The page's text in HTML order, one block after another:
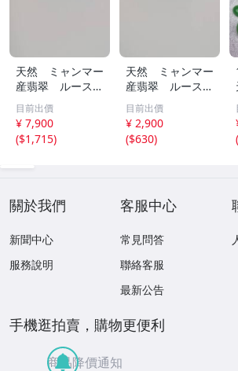
天然 ミャンマー
産翡翠 ルース
瓜 氷のように透
き通る 17ｘ8.5
ｘ2.4ｍｍ 3.5ct
と 17.6ｘ11
目前出價
¥ 7,900
($1,715)
天然 ミャンマー
産翡翠 ルース
18ｘ12.8ｍ
ｍ 40.5ct と
18.4ｘ13.3ｍｍ
43ct 注意事項
目前出價
¥ 2,900
($630)
(
關於我們
新聞中心
服務說明
客服中心
常見問答
聯絡客服
最新公告
手機逛拍賣，購物更便利
商品降價通知